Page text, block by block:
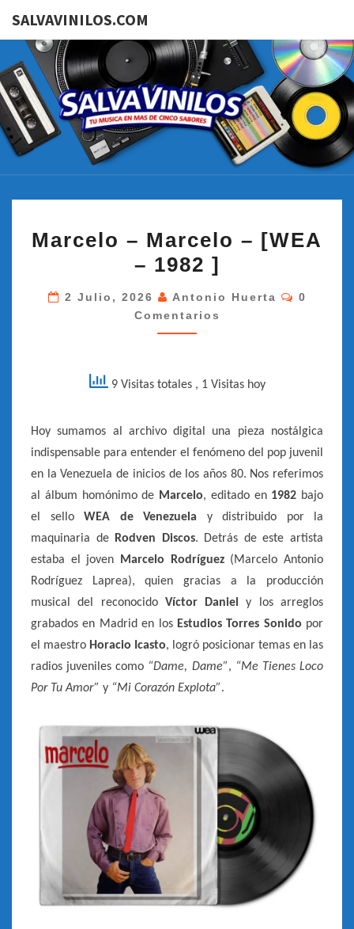
SALVAVINILOS.COM
Tu
Música
En Más
Sabores
–
MARCELO
Marcelo – Marcelo – [WEA
– 1982 ]
2 Julio, 2026 Antonio Huerta
0
Comentarios
9 Visitas totales , 1 Visitas hoy
Hoy sumamos al archivo digital una pieza nostálgica
indispensable para entender el fenómeno del pop juvenil
en la Venezuela de inicios de los años 80. Nos referimos
al álbum homónimo de Marcelo, editado en 1982 bajo
el sello WEA de Venezuela y distribuido por la
maquinaria de
Rodven Discos. Detrás de este artista
estaba el joven
Marcelo Rodríguez(Marcelo Antonio
Rodríguez Laprea), quien gracias a la producción
musical del reconocido Víctor Daniel
y los arreglos
grabados en Madrid en los Estudios Torres Sonido por
el maestro Horacio Icasto, logró posicionar temas en las
radios juveniles como “Dame, Dame”, “Me Tienes Loco
Por Tu Amor” y “Mi Corazón Explota”.